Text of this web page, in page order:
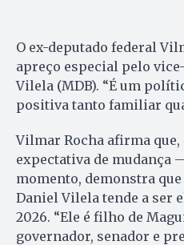
O ex-deputado federal
apreço especial pelo
Vilela (MDB). “É um
positiva tanto familiar
Vilmar Rocha afirma que,
expectativa de mudança
momento, demonstra
Daniel Vilela tende a ser
2026. “Ele é filho de
governador, senador e